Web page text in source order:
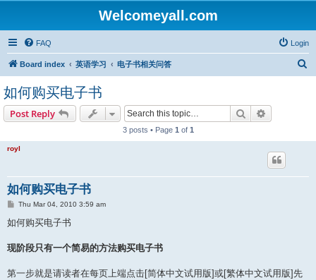
Welcomeyall.com
FAQ Login
Board index 英语学习 电子书相关问答
如何购买电子书
Post Reply Search
3 posts • Page 1 of 1
royl
如何购买电子书
P
s
t
Thu Mar 04, 2010 3:59 am
如何购买电子书
现阶段只有一个简易的方法购买电子书
第一步就是请读者在每页上端点击[简体中文试用版]或[繁体中文试用版]先